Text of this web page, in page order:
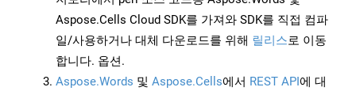
Aspose.Cells Cloud SDK를 가져와 SDK를 직접 컴파
일/사용하거나 대체 다운로드를 위해 릴리스로 이동
합니다. 옵션.
Aspose.Words 및 Aspose.Cells에서 REST API에 대